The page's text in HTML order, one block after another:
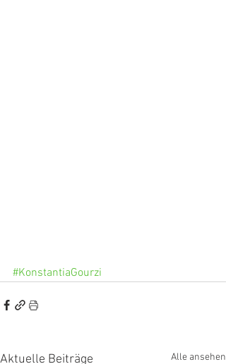
#KonstantiaGourzi
Aktuelle Beiträge Alle ansehen